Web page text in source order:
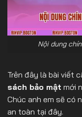
Nội dung
Trên đây là bài viết
sách bảo mật mới
Chúc anh em sẽ có
an toàn tại đây.